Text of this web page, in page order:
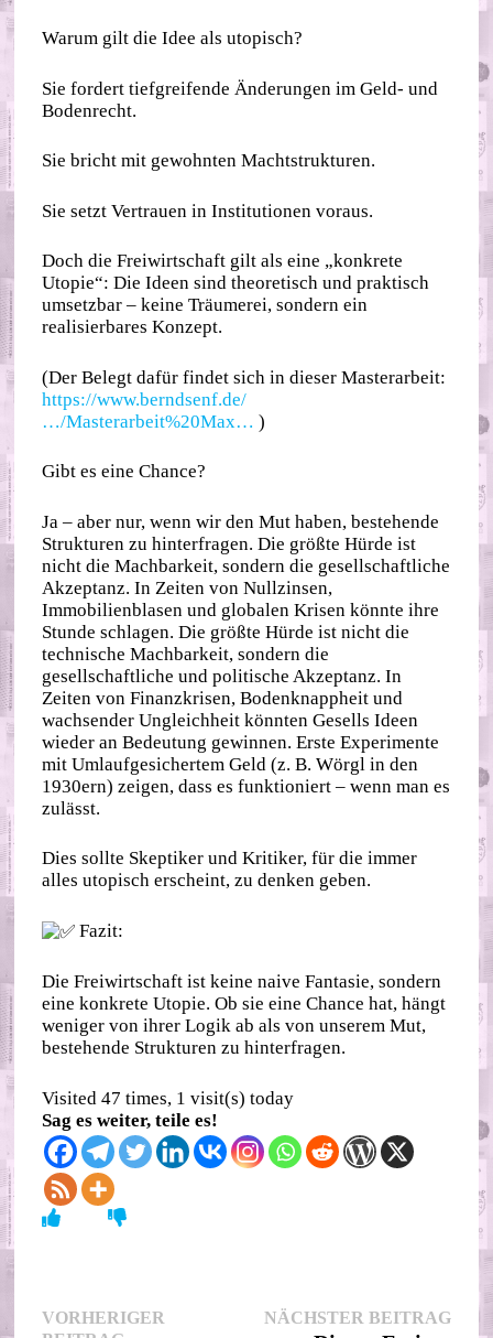
Warum gilt die Idee als utopisch?
Sie fordert tiefgreifende Änderungen im Geld- und
Bodenrecht.
Sie bricht mit gewohnten Machtstrukturen.
Sie setzt Vertrauen in Institutionen voraus.
Doch die Freiwirtschaft gilt als eine „konkrete
Utopie“: Die Ideen sind theoretisch und praktisch
umsetzbar – keine Träumerei, sondern ein
realisierbares Konzept.
(Der Belegt dafür findet sich in dieser Masterarbeit:
https://www.berndsenf.de/
…/Masterarbeit%20Max… )
Gibt es eine Chance?
Ja – aber nur, wenn wir den Mut haben, bestehende
Strukturen zu hinterfragen. Die größte Hürde ist
nicht die Machbarkeit, sondern die gesellschaftliche
Akzeptanz. In Zeiten von Nullzinsen,
Immobilienblasen und globalen Krisen könnte ihre
Stunde schlagen. Die größte Hürde ist nicht die
technische Machbarkeit, sondern die
gesellschaftliche und politische Akzeptanz. In
Zeiten von Finanzkrisen, Bodenknappheit und
wachsender Ungleichheit könnten Gesells Ideen
wieder an Bedeutung gewinnen. Erste Experimente
mit Umlaufgesichertem Geld (z. B. Wörgl in den
1930ern) zeigen, dass es funktioniert – wenn man es
zulässt.
Dies sollte Skeptiker und Kritiker, für die immer
alles utopisch erscheint, zu denken geben.
Fazit:
Die Freiwirtschaft ist keine naive Fantasie, sondern
eine konkrete Utopie. Ob sie eine Chance hat, hängt
weniger von ihrer Logik ab als von unserem Mut,
bestehende Strukturen zu hinterfragen.
Visited 47 times, 1 visit(s) today
Sag es weiter, teile es!
Beitragsnavigation
VORHERIGER
NÄCHSTER BEITRAG